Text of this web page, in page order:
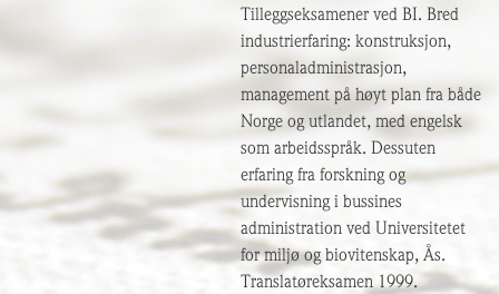
Tilleggseksamener ved BI. Bred
industrierfaring: konstruksjon,
personaladministrasjon,
management på høyt plan fra både
Norge og utlandet, med engelsk
som arbeidsspråk. Dessuten
erfaring fra forskning og
undervisning i bussines
administration ved Universitetet
for miljø og biovitenskap, Ås.
Translatøreksamen 1999.